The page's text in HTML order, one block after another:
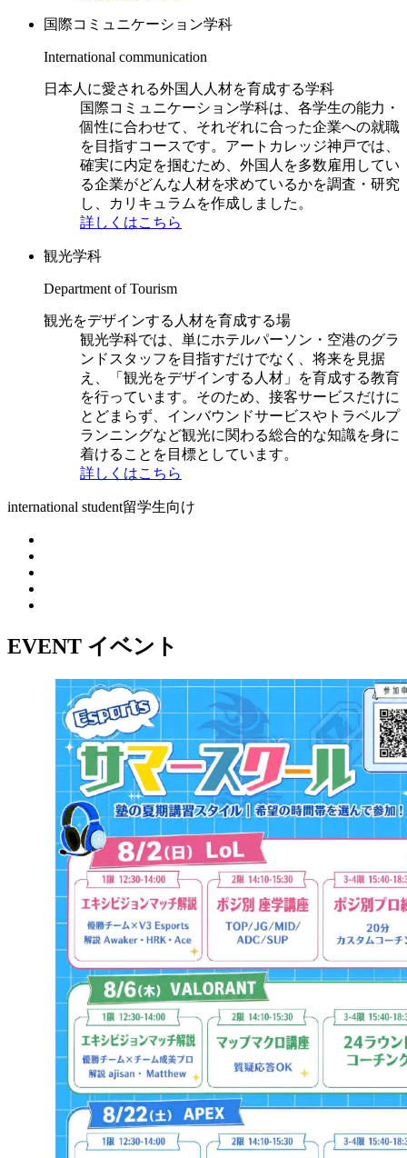
国際コミュニケーション学科
International communication
日本人に愛される外国人人材を育成する学科
国際コミュニケーション学科は、各学生の能力・
個性に合わせて、それぞれに合った企業への就職
を目指すコースです。アートカレッジ神戸では、
確実に内定を掴むため、外国人を多数雇用してい
る企業がどんな人材を求めているかを調査・研究
し、カリキュラムを作成しました。
詳しくはこちら
観光学科
Department of Tourism
観光をデザインする人材を育成する場
観光学科では、単にホテルパーソン・空港のグラ
ンドスタッフを目指すだけでなく、将来を見据
え、「観光をデザインする人材」を育成する教育
を行っています。そのため、接客サービスだけに
とどまらず、インバウンドサービスやトラベルプ
ランニングなど観光に関わる総合的な知識を身に
着けることを目標としています。
詳しくはこちら
international student留学生向け
EVENT イベント